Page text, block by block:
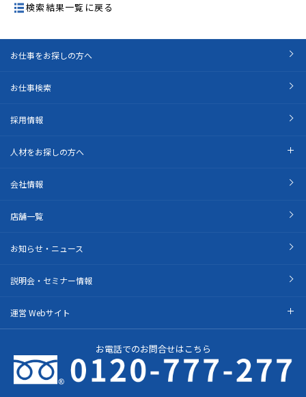
検索結果一覧に戻る
お仕事をお探しの方へ
お仕事検索
採用情報
人材をお探しの方へ
会社情報
店舗一覧
お知らせ・ニュース
説明会・セミナー情報
運営 Webサイト
お電話でのお問合せはこちら